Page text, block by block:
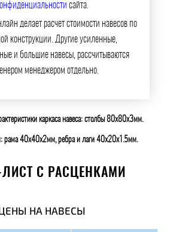
сайта.
делает расчет стоимости навесов по
конструкции. Другие усиленные,
и большие навесы, рассчитываются
менеджером отдельно.
каркаса навеса: столбы 80х80х3мм.
рама 40х40х2мм, ребра и лаги 40х20х1.5мм.
ЛИСТ С РАСЦЕНКАМИ
НА НАВЕСЫ